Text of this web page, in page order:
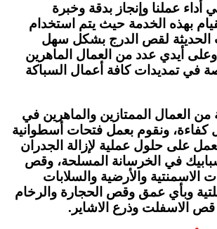
أداء عملنا وإنجاز بدقة وخبرة
بهذه الخدمة حيث يتم استخدام
الحديثة لقص الدرج بشكل سهل
أيدي عدد من العمال الماهرين
في تمديدات كافة أعمال السباكة
العمال الممتازين والماهرين في
ونقوم بعمل فتحات أسطوانية
على حلول عملية لإزالة الجدران
في الخرسانة المسلحة، وقص
والأرضية والسلابات
وبأي عمق وقص الحجارة والرخام
قص الاسفلت وذرع الاشاير.